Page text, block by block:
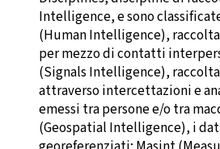
Intelligence, e sono
(Human Intelligence),
per mezzo di contatti
(Signals Intelligence),
attraverso intercettazioni e
emessi tra persone e/o tra
(Geospatial Intelligence), i